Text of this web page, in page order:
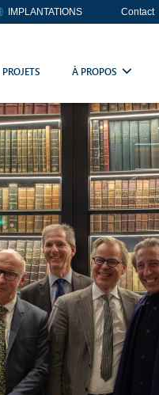
IMPLANTATIONS Contact
PROJETS À PROPOS